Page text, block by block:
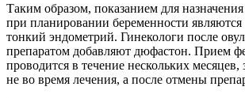
Таким образом, показанием для
при планировании беременности являются
тонкий эндометрий. Гинекологи после
препаратом добавляют дюфастон. Прием
проводится в течение нескольких месяцев,
не во время лечения, а после отмены